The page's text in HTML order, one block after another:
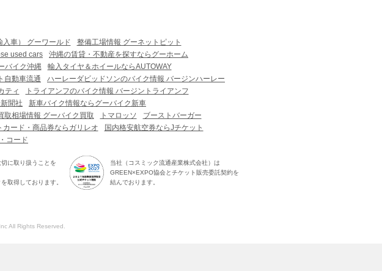
入車） グーワールド
整備工場情報 グーネットピット
used cars
沖縄の賃貸・不動産を探すならグーホーム
バイク沖縄
輸入タイヤ＆ホイールならAUTOWAY
自動車流通
ハーレーダビッドソンのバイク情報 バージンハーレー
ティ
トライアンフのバイク情報 バージントライアンフ
聞社
新車バイク情報ならグーバイク新車
取相場情報 グーバイク買取 トマロッソ
ブーストバーガー
カード・商品券ならガリレオ
国内格安航空券ならJチケット
コード
に取り扱うことを
取得しております。
当社（コスミック流通産業株式会社）は
GREEN×EXPO協会とチケット販売委託契約を
結んでおります。
All Rights Reserved.